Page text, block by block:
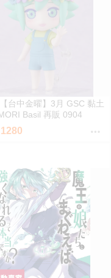
【台中金曜】3月 GSC 黏土
Basil 再販 0904
1280